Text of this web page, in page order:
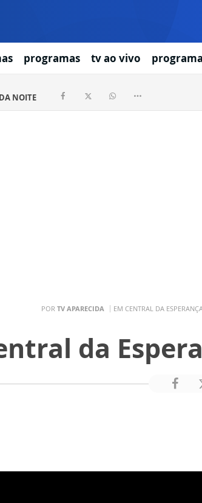
programas tv ao vivo
NOITE
POR TV APARECIDA EM CENTRAL DA
da